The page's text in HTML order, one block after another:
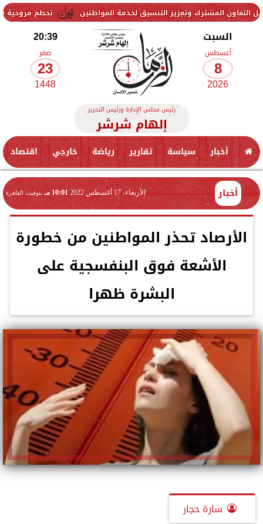
تحطم مروحية أثناء مكافحة وتعزيز التنسيق لخدمة المواطنين
السبت
أغسطس
8
2026
20:39
صفر
23
1448
رئيس مجلس الإدارة ورئيس التحرير
إلهام شرشر
أخبار سياسة تقارير رياضة خارجي اقتصاد
أخبار الأربعاء، 17 أغسطس 2022 10:01 مـ بتوقيت القاهرة
الأرصاد تحذر المواطنين من خطورة
الأشعة فوق البنفسجية على
البشرة ظهرا
سارة حجار